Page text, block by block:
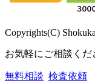
Copyrights(C)
お気軽にご相談くだ
無料相談 検査依頼